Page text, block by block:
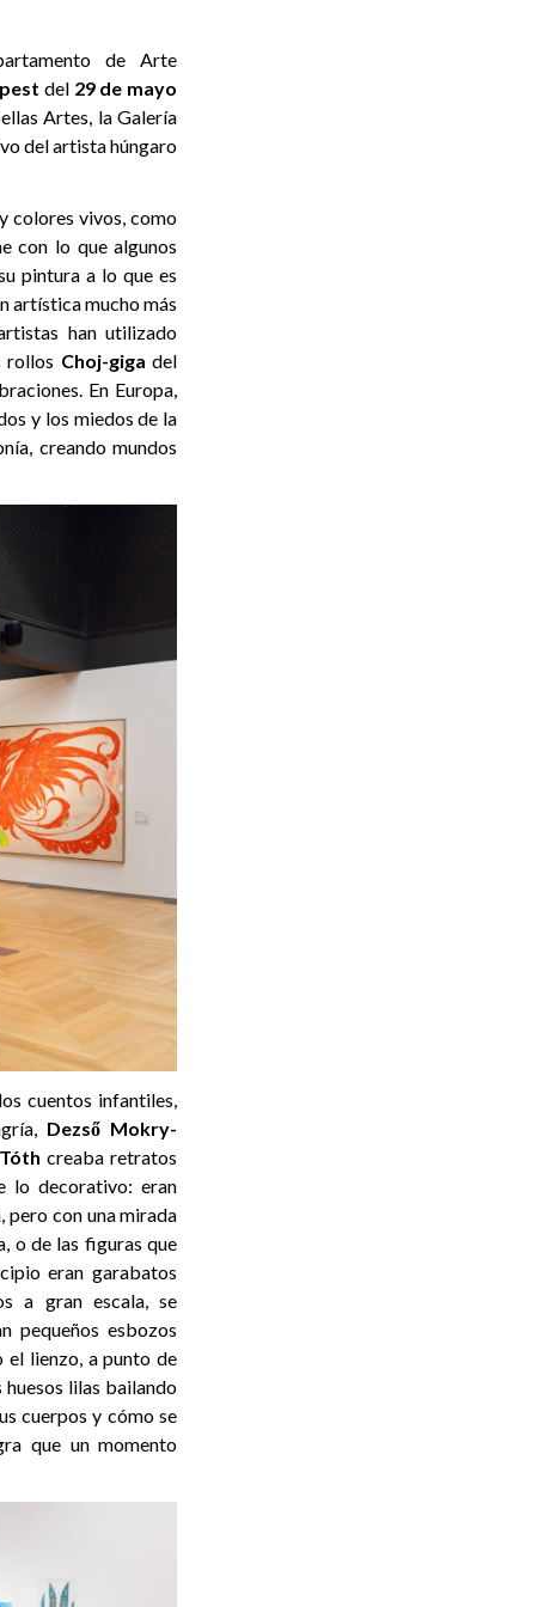
de Arte
del 29 de mayo
Artes, la Galería
del artista húngaro
colores vivos, como
con lo que algunos
pintura a lo que es
artística mucho más
han utilizado
rollos Choj-giga del
En Europa,
y los miedos de la
creando mundos
cuentos infantiles,
Dezső Mokry-
creaba retratos
lo decorativo: eran
pero con una mirada
o de las figuras que
eran garabatos
a gran escala, se
pequeños esbozos
el lienzo, a punto de
lilas bailando
cuerpos y cómo se
que un momento